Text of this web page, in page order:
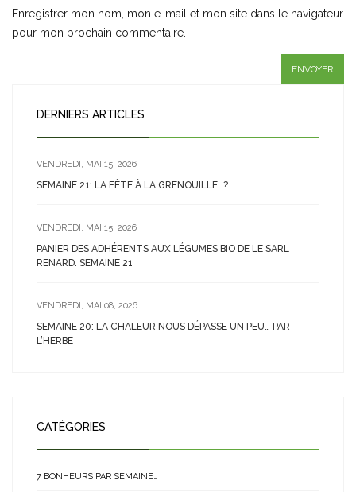
Enregistrer mon nom, mon e-mail et mon site dans le navigateur
pour mon prochain commentaire.
DERNIERS ARTICLES
VENDREDI, MAI 15, 2026
SEMAINE 21: LA FÊTE À LA GRENOUILLE…?
VENDREDI, MAI 15, 2026
PANIER DES ADHÉRENTS AUX LÉGUMES BIO DE LE SARL
RENARD: SEMAINE 21
VENDREDI, MAI 08, 2026
SEMAINE 20: LA CHALEUR NOUS DÉPASSE UN PEU… PAR
L’HERBE
CATÉGORIES
7 BONHEURS PAR SEMAINE…